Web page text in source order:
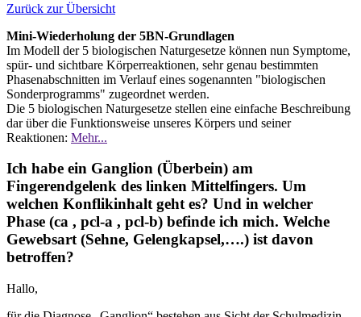
Zurück zur Übersicht
Mini-Wiederholung der 5BN-Grundlagen
Im Modell der 5 biologischen Naturgesetze können nun Symptome,
spür- und sichtbare Körperreaktionen, sehr genau bestimmten
Phasenabschnitten im Verlauf eines sogenannten "biologischen
Sonderprogramms" zugeordnet werden.
Die 5 biologischen Naturgesetze stellen eine einfache Beschreibung
dar über die Funktionsweise unseres Körpers und seiner
Reaktionen: Mehr...
Ich habe ein Ganglion (Überbein) am
Fingerendgelenk des linken Mittelfingers. Um
welchen Konflikinhalt geht es? Und in welcher
Phase (ca , pcl-a , pcl-b) befinde ich mich. Welche
Gewebsart (Sehne, Gelengkapsel,….) ist davon
betroffen?
Hallo,